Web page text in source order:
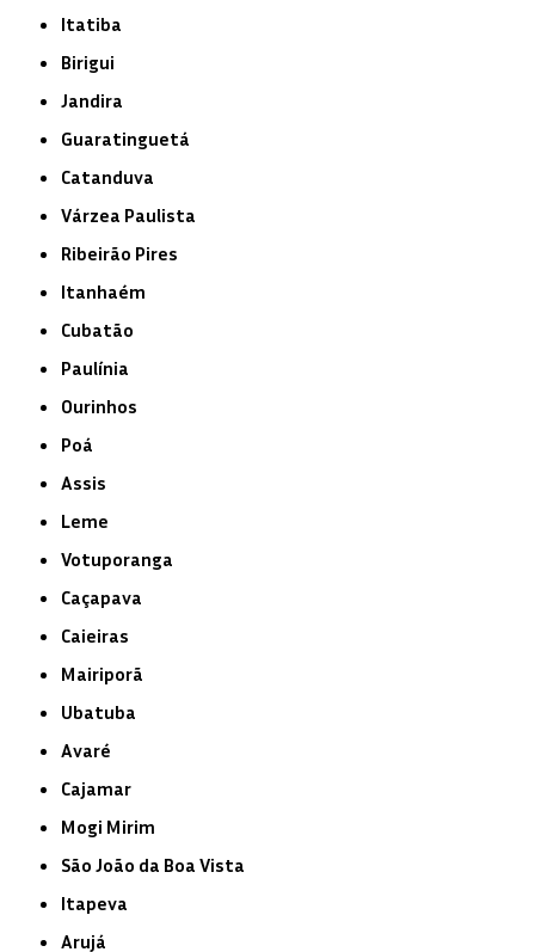
Itatiba
Birigui
Jandira
Guaratinguetá
Catanduva
Várzea Paulista
Ribeirão Pires
Itanhaém
Cubatão
Paulínia
Ourinhos
Poá
Assis
Leme
Votuporanga
Caçapava
Caieiras
Mairiporã
Ubatuba
Avaré
Cajamar
Mogi Mirim
São João da Boa Vista
Itapeva
Arujá